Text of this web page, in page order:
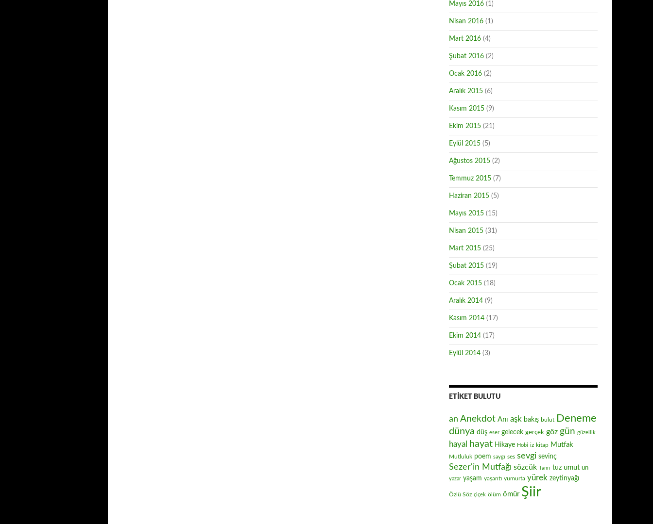
Mayıs 2016 (1)
Nisan 2016 (1)
Mart 2016 (4)
Şubat 2016 (2)
Ocak 2016 (2)
Aralık 2015 (6)
Kasım 2015 (9)
Ekim 2015 (21)
Eylül 2015 (5)
Ağustos 2015 (2)
Temmuz 2015 (7)
Haziran 2015 (5)
Mayıs 2015 (15)
Nisan 2015 (31)
Mart 2015 (25)
Şubat 2015 (19)
Ocak 2015 (18)
Aralık 2014 (9)
Kasım 2014 (17)
Ekim 2014 (17)
Eylül 2014 (3)
ETIKET BULUTU
an Anekdot Anı aşk bakış bulut Deneme
dünya düş eser gelecek gerçek göz gün güzellik
hayal hayat Hikaye Hobi iz kitap Mutfak
Mutluluk poem saygı ses sevgi sevinç
Sezer'in Mutfağı sözcük Tanrı tuz umut un
yazar yaşam yaşantı yumurta yürek zeytinyağı
Özlü Söz çiçek ölüm ömür Şiir